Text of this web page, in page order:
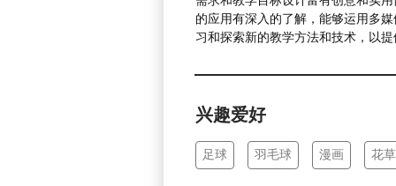
的应用有深入的了解，能够运用多
习和探索新的教学方法和技术，以
兴趣爱好
足球 羽毛球 漫画 花草